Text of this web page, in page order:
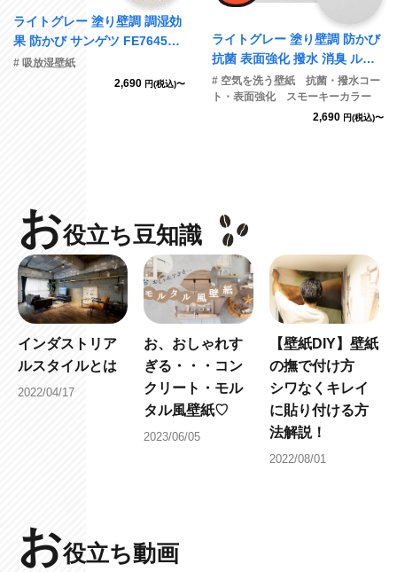
ライトグレー 塗り壁調 調湿効
果 防かび サンゲツ FE76455
旧品番FE74765
# 吸放湿壁紙
2,690 円(税込)〜
ライトグレー 塗り壁調 防かび
抗菌 表面強化 撥水 消臭 ルノ
ン RF8021
# 空気を洗う壁紙 抗菌・撥水コー
ト・表面強化 スモーキーカラー
2,690 円(税込)〜
お役立ち豆知識
インダストリア
ルスタイルとは
2022/04/17
お、おしゃれす
ぎる・・・コン
クリート・モル
タル風壁紙♡
2023/06/05
【壁紙DIY】壁紙
の撫で付け方
シワなくキレイ
に貼り付ける方
法解説！
2022/08/01
お役立ち動画